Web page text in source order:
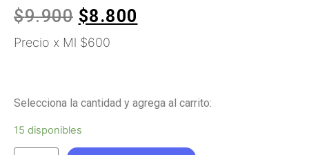
$9.900 $8.800
Precio x Ml $600
Selecciona la cantidad y agrega al carrito:
15 disponibles